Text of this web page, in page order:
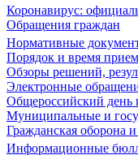
Коронавирус:
Обращения граждан
Нормативные
Порядок и время
Обзоры решений,
Электронные
Общероссийский день
Муниципальные и
Гражданская оборона
Информационные